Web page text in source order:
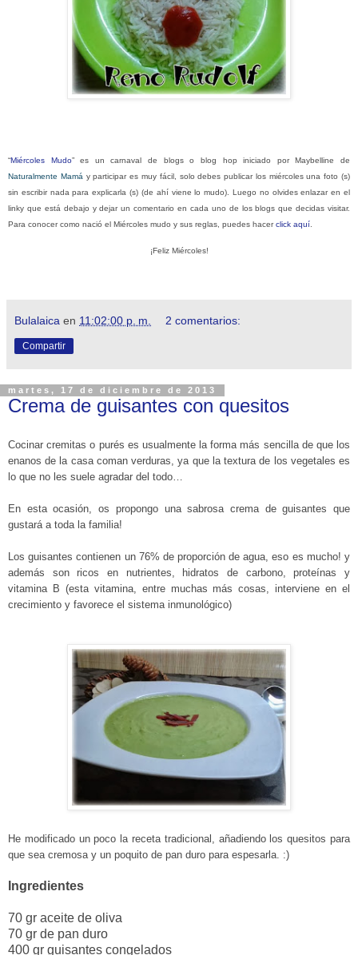
“Miércoles Mudo” es un carnaval de blogs o blog hop iniciado por Maybelline de
Naturalmente Mamá y participar es muy fácil, solo debes publicar los miércoles una foto (s)
sin escribir nada para explicarla (s) (de ahí viene lo mudo). Luego no olvides enlazar en el
linky que está debajo y dejar un comentario en cada uno de los blogs que decidas visitar.
Para conocer como nació el Miércoles mudo y sus reglas, puedes hacerclick aquí
¡Feliz Miércoles!
Bulalaica en 11:02:00 p. m. 2 comentarios:
Compartir
martes, 17 de diciembre de 2013
Crema de guisantes con quesitos
Cocinar cremitas o purés es usualmente la forma más sencilla de que los
enanos de la casa coman verduras, ya que la textura de los vegetales es
lo que no les suele agradar del todo…
En esta ocasión, os propongo una sabrosa crema de guisantes que
gustará a toda la familia!
Los guisantes contienen un 76% de proporción de agua, eso es mucho! y
además son ricos en nutrientes, hidratos de carbono, proteínas y
vitamina B (esta vitamina, entre muchas más cosas, interviene en el
crecimiento y favorece el sistema inmunológico)
He modificado un poco la receta tradicional, añadiendo los quesitos para
que sea cremosa y un poquito de pan duro para espesarla. :)
Ingredientes
70 gr aceite de oliva
70 gr de pan duro
400 gr guisantes congelados